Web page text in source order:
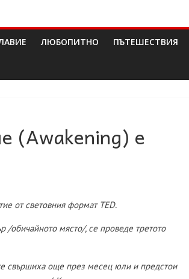
ЛЮБОПИТНО ПЪТЕШЕСТВИЯ
(Awakening) е
от световния формат TED.
/обичайното място/, се проведе третото
свършиха още през месец юли и предстои